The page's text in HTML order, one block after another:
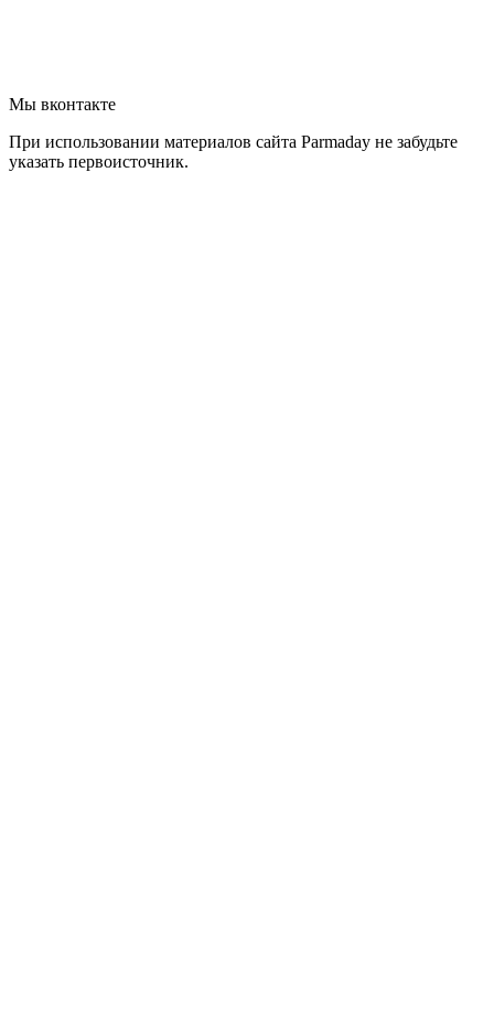
Мы вконтакте
При использовании материалов сайта Parmaday не забудьте
указать первоисточник.